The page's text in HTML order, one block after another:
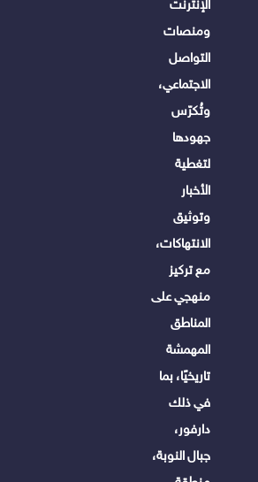
الإنترنت
ومنصات
التواصل
الاجتماعي،
وتُكرّس
جهودها
لتغطية
الأخبار
وتوثيق
الانتهاكات،
مع تركيز
منهجي على
المناطق
المهمشة
تاريخيًا، بما
في ذلك
دارفور،
جبال النوبة،